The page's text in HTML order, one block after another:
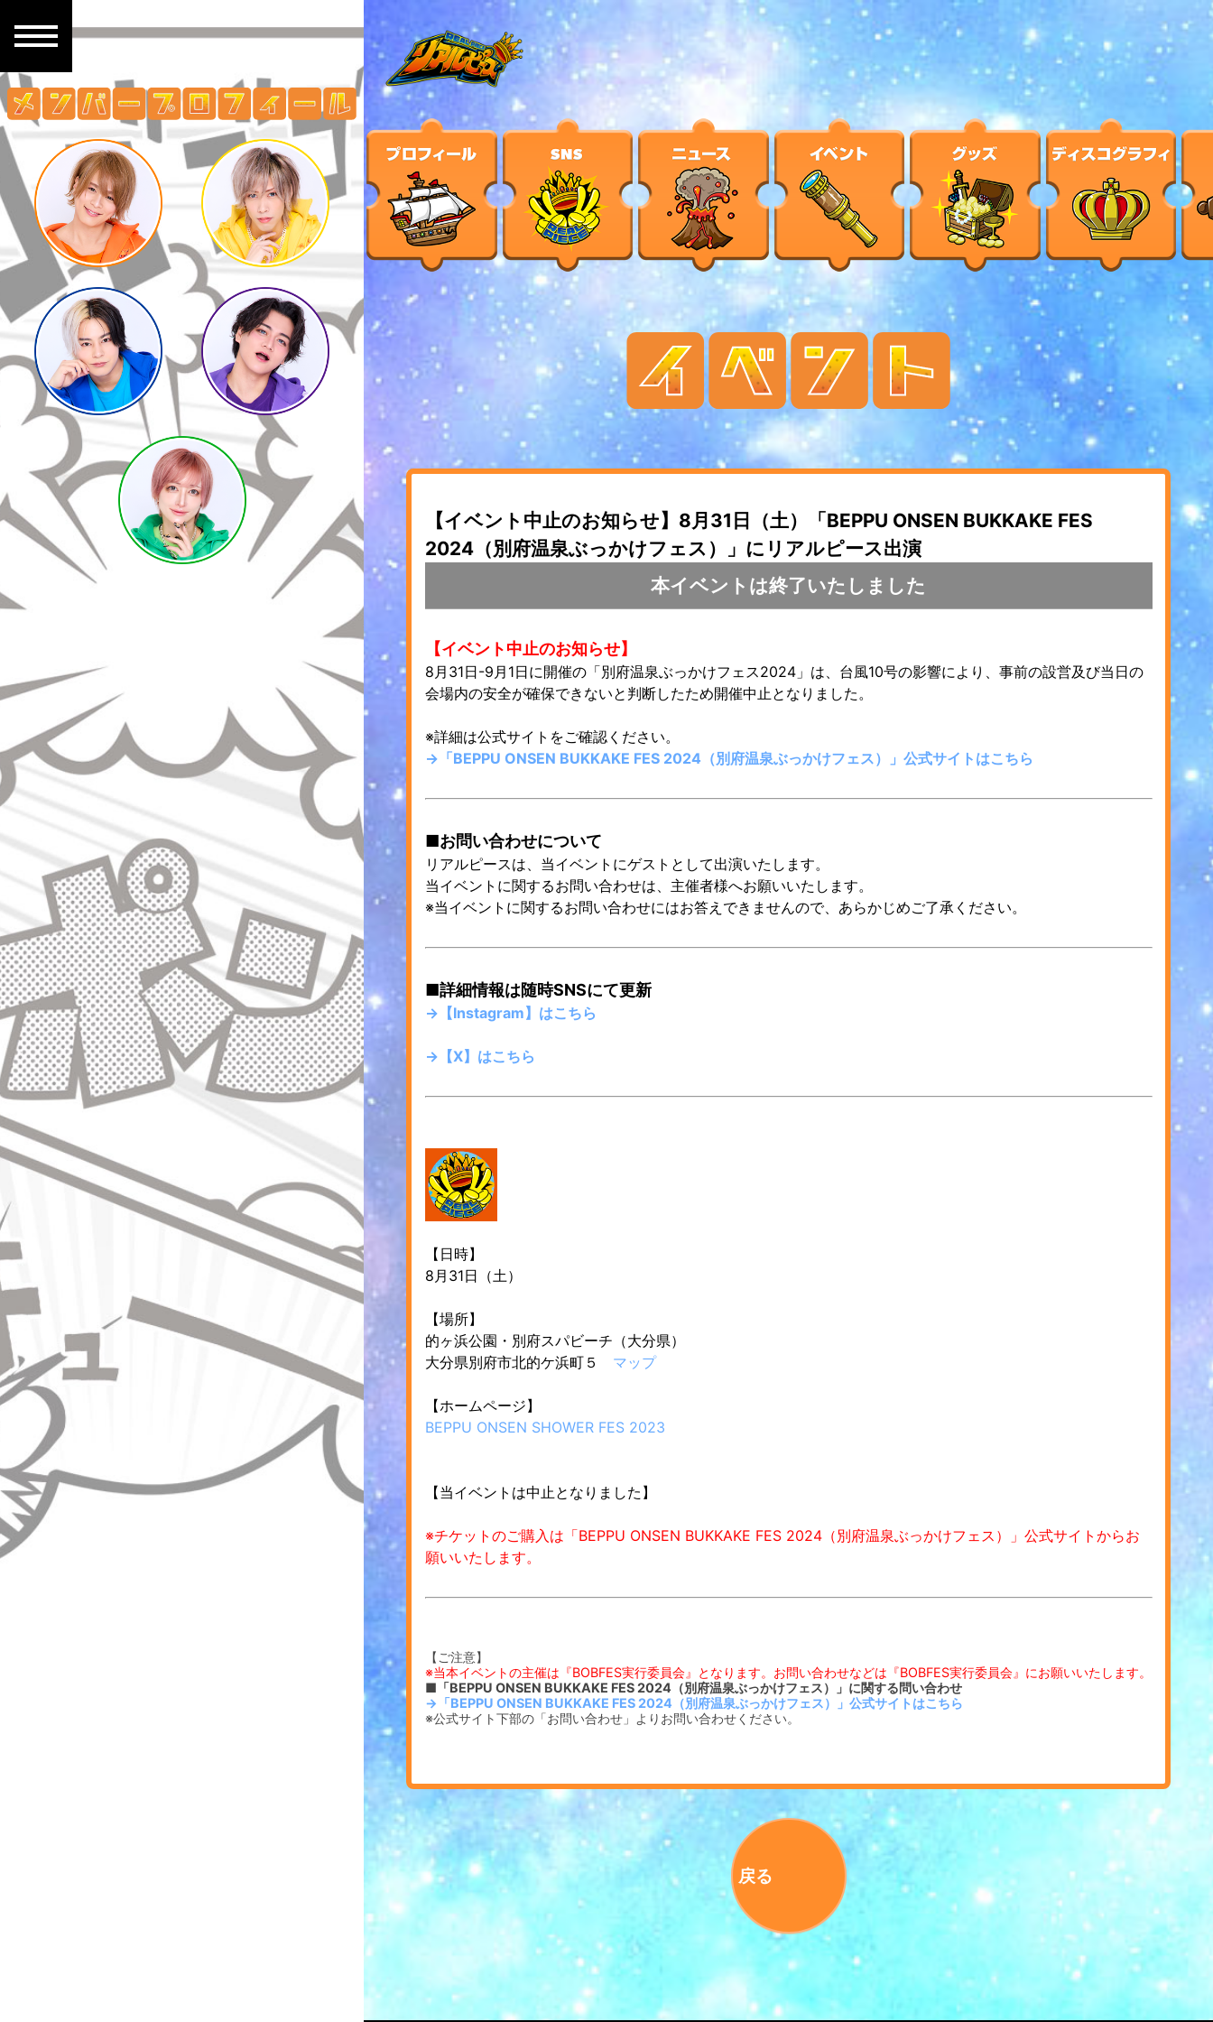
【イベント中止のお知らせ】8月31日（土）「BEPPU ONSEN BUKKAKE FES
2024（別府温泉ぶっかけフェス）」にリアルピース出演
本イベントは終了いたしました
【イベント中止のお知らせ】
8月31日-9月1日に開催の「別府温泉ぶっかけフェス2024」は、台風10号の影響により、事前の設営及び当日の
会場内の安全が確保できないと判断したため開催中止となりました。
※詳細は公式サイトをご確認ください。
→「BEPPU ONSEN BUKKAKE FES 2024（別府温泉ぶっかけフェス）」公式サイトはこちら
■お問い合わせについて
リアルピースは、当イベントにゲストとして出演いたします。
当イベントに関するお問い合わせは、主催者様へお願いいたします。
※当イベントに関するお問い合わせにはお答えできませんので、あらかじめご了承ください。
■詳細情報は随時SNSにて更新
→【Instagram】はこちら
→【X】はこちら
【日時】
8月31日（土）
【場所】
的ヶ浜公園・別府スパビーチ（大分県）
大分県別府市北的ケ浜町５ マップ
【ホームページ】
BEPPU ONSEN SHOWER FES 2023
【当イベントは中止となりました】
※チケットのご購入は「BEPPU ONSEN BUKKAKE FES 2024（別府温泉ぶっかけフェス）」公式サイトからお
願いいたします。
【ご注意】
※当本イベントの主催は『BOBFES実行委員会』となります。お問い合わせなどは『BOBFES実行委員会』にお願いいたします。
■「BEPPU ONSEN BUKKAKE FES 2024（別府温泉ぶっかけフェス）」に関する問い合わせ
→「BEPPU ONSEN BUKKAKE FES 2024（別府温泉ぶっかけフェス）」公式サイトはこちら
※公式サイト下部の「お問い合わせ」よりお問い合わせください。
戻る